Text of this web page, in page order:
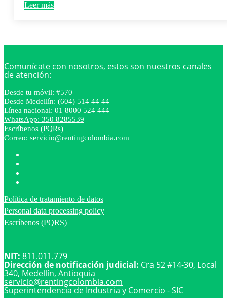
Leer más
Comunícate con nosotros, estos son nuestros canales
de atención:
Desde tu móvil: #570
Desde Medellín: (604) 514 44 44
Línea nacional: 01 8000 524 444
WhatsApp: 350 8285539
Escríbenos (PQRs)
Correo: servicio@rentingcolombia.com
Política de tratamiento de datos
Personal data processing policy
Escríbenos (PQRS)
NIT: 811.011.779
Dirección de notificación judicial: Cra 52 #14-30, Local
340, Medellín, Antioquia
servicio@rentingcolombia.com
Superintendencia de Industria y Comercio - SIC